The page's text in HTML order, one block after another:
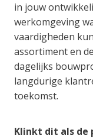
in jouw
werkomgeving
vaardigheden
assortiment en
dagelijks
langdurige
toekomst.
Klinkt dit als de